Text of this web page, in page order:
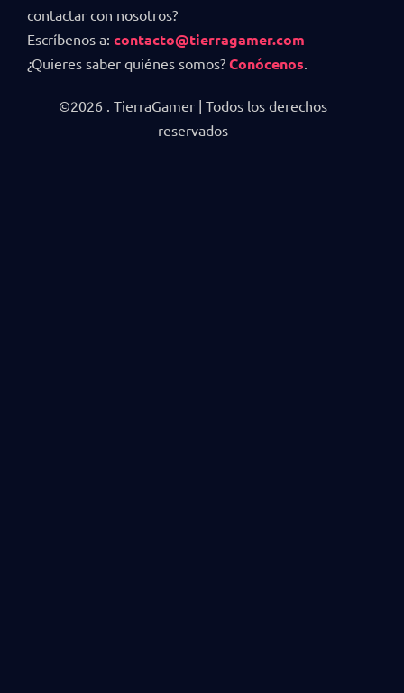
contactar con nosotros?
Escríbenos a: contacto@tierragamer.com
¿Quieres saber quiénes somos? Conócenos
©2026 . TierraGamer | Todos los derechos
reservados